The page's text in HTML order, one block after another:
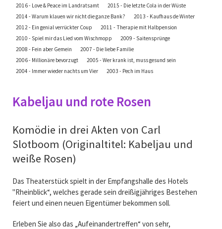
2016 - Love & Peace im Landratsamt
2015 - Die letzte Cola in der Wüste
2014 - Warum klauen wir nicht die ganze Bank?
2013 - Kaufhaus de Winter
2012 - Ein genial verrückter Coup
2011 - Therapie mit Halbpension
2010 - Spiel mir das Lied vom Wischmopp
2009 - Saitensprünge
2008 - Fein aber Gemein
2007 - Die liebe Familie
2006 - Millionäre bevorzugt
2005 - Wer krank ist, muss gesund sein
2004 - Immer wieder nachts um Vier
2003 - Pech im Haus
Kabeljau und rote Rosen
Komödie in drei Akten von Carl
Slotboom (Originaltitel: Kabeljau und
weiße Rosen)
Das Theaterstück spielt in der Empfangshalle des Hotels
"Rheinblick“, welches gerade sein dreißigjähriges Bestehen
feiert und einen neuen Eigentümer bekommen soll.
Erleben Sie also das „Aufeinandertreffen“ von sehr,